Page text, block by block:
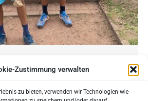
Zustimmung verwalten
zu bieten, verwenden wir Technologien wie
Jugendturnier in Merzig! ♦ Auf